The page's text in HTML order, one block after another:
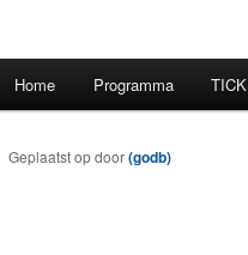
Spring naar de primaire
Spring naar de secundaire
Home Programma
Geplaatst opdoor(godb)